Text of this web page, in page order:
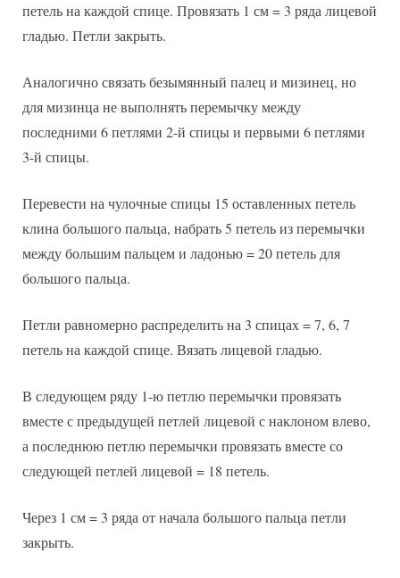
петель на каждой спице. Провязать 1 см = 3 ряда лицевой
гладью. Петли закрыть.
Аналогично связать безымянный палец и мизинец, но
для мизинца не выполнять перемычку между
последними 6 петлями 2-й спицы и первыми 6 петлями
3-й спицы.
Перевести на чулочные спицы 15 оставленных петель
клина большого пальца, набрать 5 петель из перемычки
между большим пальцем и ладонью = 20 петель для
большого пальца.
Петли равномерно распределить на 3 спицах = 7, 6, 7
петель на каждой спице. Вязать лицевой гладью.
В следующем ряду 1-ю петлю перемычки провязать
вместе с предыдущей петлей лицевой с наклоном влево,
а последнюю петлю перемычки провязать вместе со
следующей петлей лицевой = 18 петель.
Через 1 см = 3 ряда от начала большого пальца петли
закрыть.